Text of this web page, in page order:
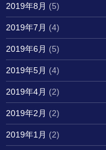
2019年8月 (5)
2019年7月 (4)
2019年6月 (5)
2019年5月 (4)
2019年4月 (2)
2019年2月 (2)
2019年1月 (2)